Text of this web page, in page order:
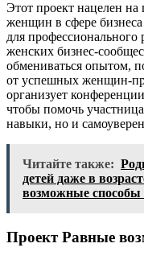
Этот проект нацелен
женщин в сфере
для профессионального
женских бизнес-
обмениваться опытом,
от успешных женщин-
организует
чтобы помочь
навыки, но и
Читайте также:
детей даже в
возможные способы
Проект Равные